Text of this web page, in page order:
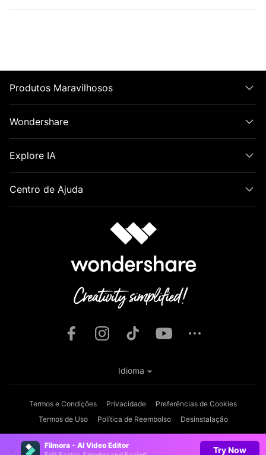
Filmora - AI Video Editor
Try Now
Produtos Maravilhosos
Wondershare
Explore IA
Centro de Ajuda
Termos e Condições Privacidade
Preferências de Cookies
Termos de Uso
Política de Reembolso
Desinstalação
Idioma